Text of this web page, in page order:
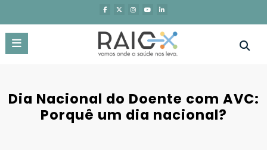
o
conteúdo
Dia Nacional do Doente com AVC:
Porquê um dia nacional?